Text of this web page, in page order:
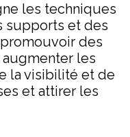
les techniques
supports et des
des
les
la visibilité et de
et attirer les